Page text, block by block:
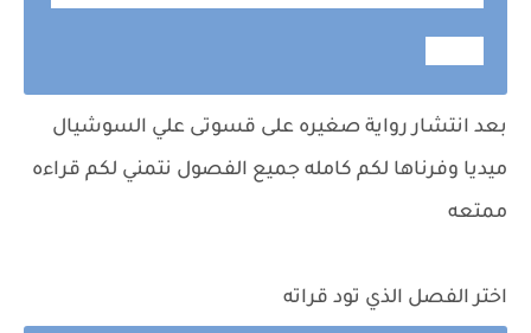
بعد انتشار رواية صغيره على قسوتى علي السوشيال
ميديا وفرناها لكم كامله جميع الفصول نتمني لكم قراءه
ممتعه
اختر الفصل الذي تود قراته